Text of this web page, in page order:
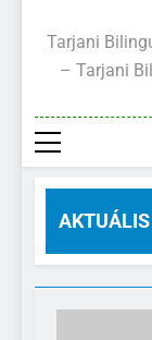
Tarjani
– Tarjani
AKTUÁLIS